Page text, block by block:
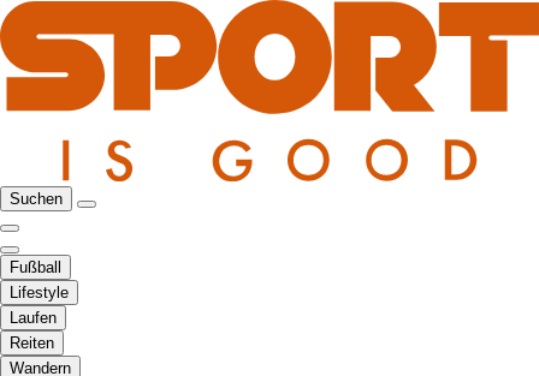
Suchen
Fußball
Lifestyle
Laufen
Reiten
Wandern